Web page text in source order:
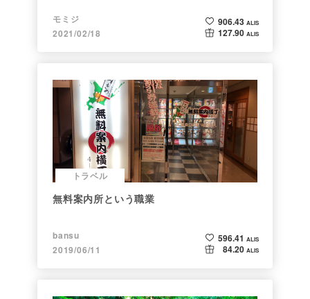
モミジ
2021/02/18
906.43 ALIS
127.90 ALIS
トラベル
無料案内所という職業
bansu
2019/06/11
596.41 ALIS
84.20 ALIS